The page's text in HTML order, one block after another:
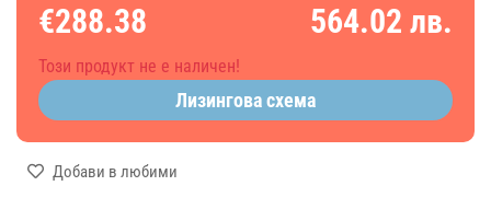
€288.38 564.02 лв.
Този продукт не е наличен!
Лизингова схема
Добави в любими